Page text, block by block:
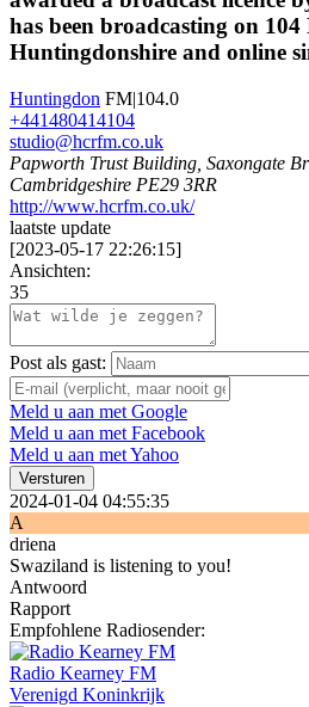
has been broadcasting on 104
Huntingdonshire and online
Huntingdon FM|104.0
+441480414104
studio@hcrfm.co.uk
Papworth Trust Building, Saxongate
Cambridgeshire PE29 3RR
http://www.hcrfm.co.uk/
laatste update
[2023-05-17 22:26:15]
Ansichten:
35
Post als gast:
Meld u aan met Google
Meld u aan met Facebook
Meld u aan met Yahoo
Versturen
2024-01-04 04:55:35
A
driena
Swaziland is listening to you!
Antwoord
Rapport
Empfohlene Radiosender:
Radio Kearney FM
Verenigd Koninkrijk